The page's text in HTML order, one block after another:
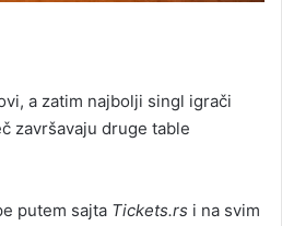
a zatim najbolji singl igrači
završavaju druge table
putem sajta Tickets.rs i na svim